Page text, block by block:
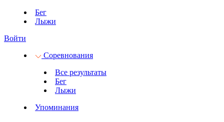
Бег
Лыжи
Войти
Соревнования
Все результаты
Бег
Лыжи
Упоминания